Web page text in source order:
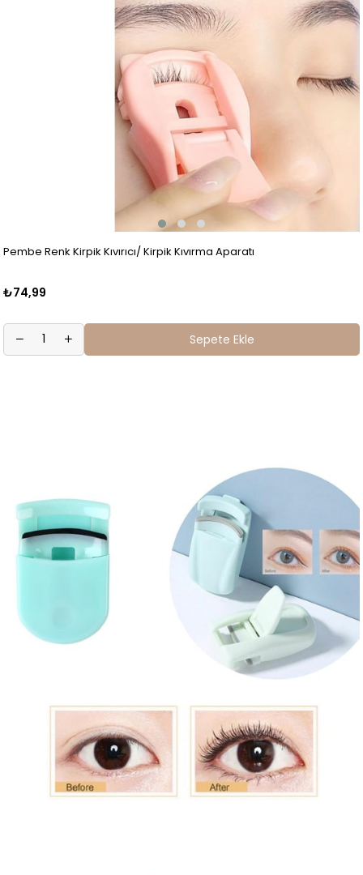
Pembe Renk Kirpik Kıvırıcı/ Kirpik Kıvırma Aparatı
₺74,99
Sepete Ekle